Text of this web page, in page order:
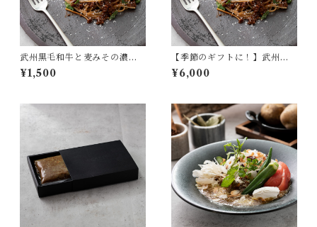
武州黒毛和牛と麦みその濃厚
ボロネーゼソース
¥1,500
【季節のギフトに！】武州黒
毛和牛と麦みその濃厚ボロネ
ーゼソース×4食セット
¥6,000